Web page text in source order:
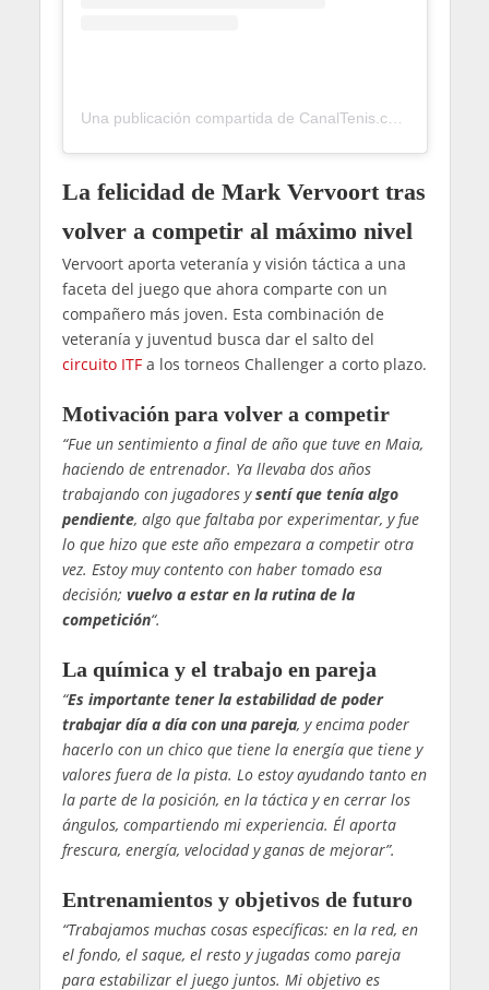
Una publicación compartida de CanalTenis.com 🎾 (@canaltenis)
La felicidad de Mark Vervoort tras
volver a competir al máximo nivel
Vervoort aporta veteranía y visión táctica a una
faceta del juego que ahora comparte con un
compañero más joven. Esta combinación de
veteranía y juventud busca dar el salto del
circuito ITFa los torneos Challenger a corto plazo.
Motivación para volver a competir
“Fue un sentimiento a final de año que tuve en Maia,
haciendo de entrenador. Ya llevaba dos años
trabajando con jugadores ysentí que tenía algo
pendiente, algo que faltaba por experimentar, y fue
lo que hizo que este año empezara a competir otra
vez. Estoy muy contento con haber tomado esa
decisión; vuelvo a estar en la rutina de la
competición“.
La química y el trabajo en pareja
“Es importante tener la estabilidad de poder
trabajar día a día con una pareja, y encima poder
hacerlo con un chico que tiene la energía que tiene y
valores fuera de la pista. Lo estoy ayudando tanto en
la parte de la posición, en la táctica y en cerrar los
ángulos, compartiendo mi experiencia. Él aporta
frescura, energía, velocidad y ganas de mejorar”.
Entrenamientos y objetivos de futuro
“Trabajamos muchas cosas específicas: en la red, en
el fondo, el saque, el resto y jugadas como pareja
para estabilizar el juego juntos. Mi objetivo es